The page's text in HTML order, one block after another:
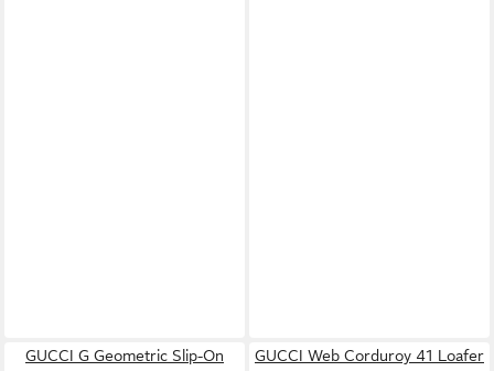
GUCCI G Geometric Slip-On
GUCCI Web Corduroy 41 Loafer